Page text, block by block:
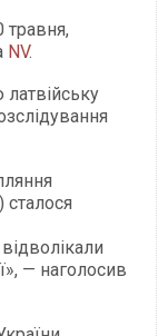
травня,
NV.
сталося
— наголосив